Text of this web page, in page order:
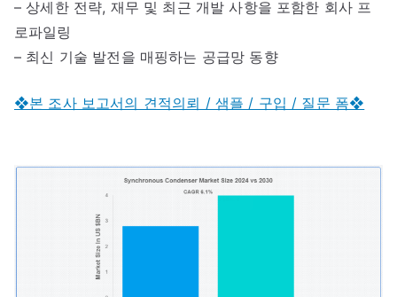
– 상세한 전략, 재무 및 최근 개발 사항을 포함한 회사 프
로파일링
– 최신 기술 발전을 매핑하는 공급망 동향
❖본 조사 보고서의 견적의뢰 / 샘플 / 구입 / 질문 폼❖